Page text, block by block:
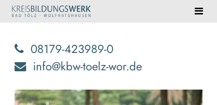
08179-423989-0
info@kbw-toelz-wor.de